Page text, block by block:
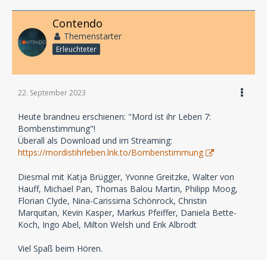
Contendo
Themenstarter
Erleuchteter
22. September 2023
Heute brandneu erschienen: "Mord ist ihr Leben 7:
Bombenstimmung"!
Überall als Download und im Streaming:
https://mordistihrleben.lnk.to/Bombenstimmung
Diesmal mit Katja Brügger, Yvonne Greitzke, Walter von
Hauff, Michael Pan, Thomas Balou Martin, Philipp Moog,
Florian Clyde, Nina-Carissima Schönrock, Christin
Marquitan, Kevin Kasper, Markus Pfeiffer, Daniela Bette-
Koch, Ingo Abel, Milton Welsh und Erik Albrodt
Viel Spaß beim Hören.